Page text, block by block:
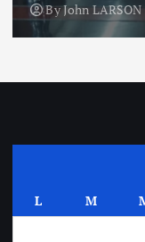
ByJohn LARSON
L M